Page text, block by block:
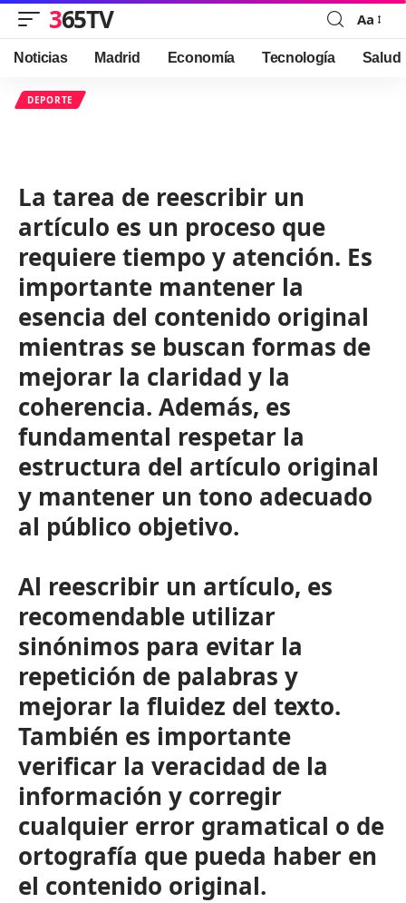
365TV
Font
Resizer
Aa
Noticias Madrid Economía Tecnología Salud
DEPORTE
La tarea de reescribir un
artículo es un proceso que
requiere tiempo y atención. Es
importante mantener la
esencia del contenido original
mientras se buscan formas de
mejorar la claridad y la
coherencia. Además, es
fundamental respetar la
estructura del artículo original
y mantener un tono adecuado
al público objetivo.
Al reescribir un artículo, es
recomendable utilizar
sinónimos para evitar la
repetición de palabras y
mejorar la fluidez del texto.
También es importante
verificar la veracidad de la
información y corregir
cualquier error gramatical o de
ortografía que pueda haber en
el contenido original.